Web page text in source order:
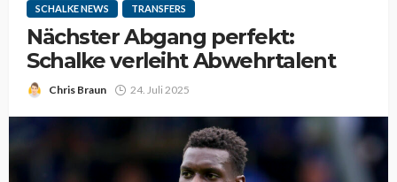
SCHALKE NEWS TRANSFERS
Nächster Abgang perfekt:
Schalke verleiht Abwehrtalent
Chris Braun 24. Juli 2025